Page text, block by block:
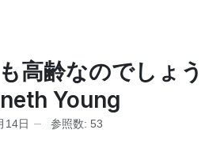
高齢なのでしょう
Young
14日 参照数: 53